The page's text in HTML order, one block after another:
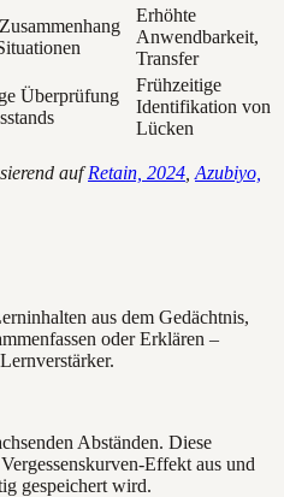
Erhöhte
Anwendbarkeit,
Transfer
Überprüfung
Frühzeitige
Identifikation von
Lücken
aufRetain, 2024 Azubiyo,
aus dem Gedächtnis,
oder Erklären –
Abständen. Diese
Effekt aus und
gespeichert wird.